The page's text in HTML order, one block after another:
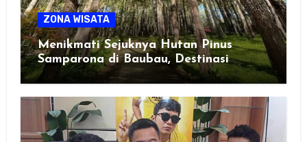
ZONA WISATA
Menikmati Sejuknya Hutan Pinus
Samparona di Baubau, Destinasi
Healing Favorit!